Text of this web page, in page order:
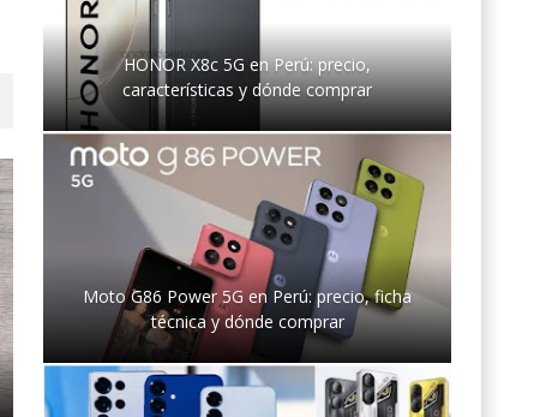
HONOR X8c 5G en Perú: precio,
características y dónde comprar
Moto G86 Power 5G en Perú: precio, ficha
técnica y dónde comprar